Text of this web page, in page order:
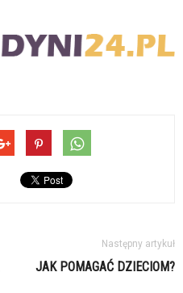
Następny artykuł
JAK POMAGAĆ DZIECIOM?